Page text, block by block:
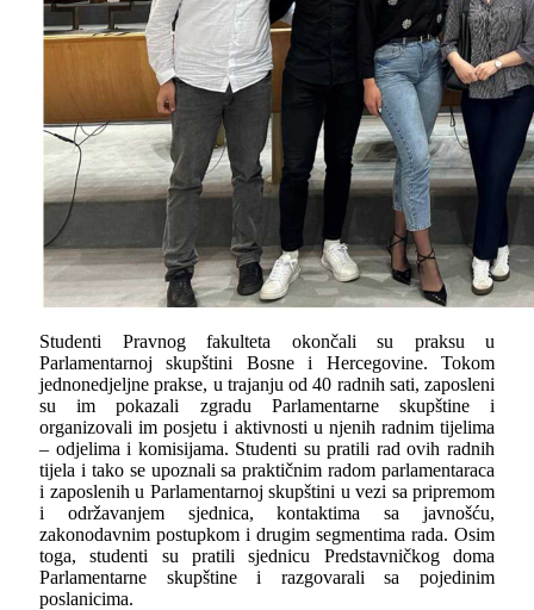
Studenti Pravnog fakulteta okončali su praksu u
Parlamentarnoj skupštini Bosne i Hercegovine. Tokom
jednonedjeljne prakse, u trajanju od 40 radnih sati, zaposleni
su im pokazali zgradu Parlamentarne skupštine i
organizovali im posjetu i aktivnosti u njenih radnim tijelima
– odjelima i komisijama. Studenti su pratili rad ovih radnih
tijela i tako se upoznali sa praktičnim radom parlamentaraca
i zaposlenih u Parlamentarnoj skupštini u vezi sa pripremom
i održavanjem sjednica, kontaktima sa javnošću,
zakonodavnim postupkom i drugim segmentima rada. Osim
toga, studenti su pratili sjednicu Predstavničkog doma
Parlamentarne skupštine i razgovarali sa pojedinim
poslanicima.